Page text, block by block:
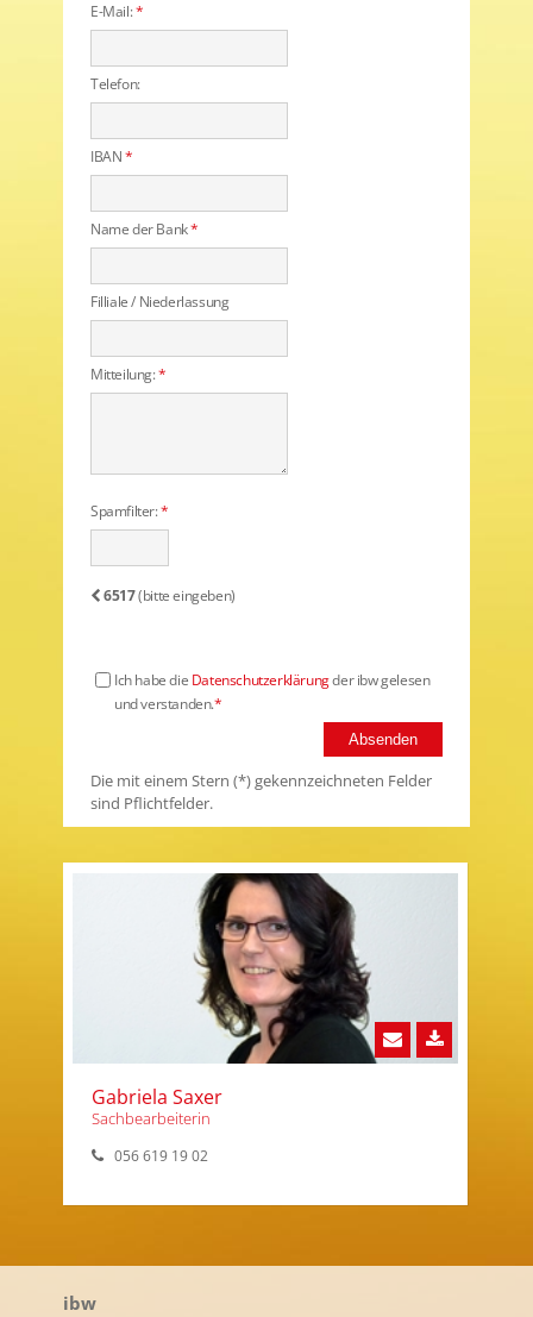
E-Mail:*
Telefon:
IBAN*
Name der Bank*
Filliale / Niederlassung
Mitteilung:*
Spamfilter:*
6517(bitte eingeben)
Ich habe die Datenschutzerklärungder ibw gelesen
und verstanden.*
Absenden
Die mit einem Stern (*) gekennzeichneten Felder
sind Pflichtfelder.
Gabriela Saxer
Sachbearbeiterin
056 619 19 02
ibw